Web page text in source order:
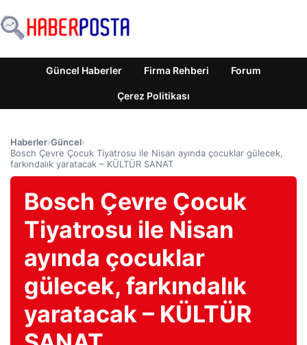
Güncel Haberler Firma Rehberi Forum
Çerez Politikası
Haberler›Güncel›
Bosch Çevre Çocuk Tiyatrosu ile Nisan ayında çocuklar gülecek,
farkındalık yaratacak – KÜLTÜR SANAT
Bosch Çevre Çocuk
Tiyatrosu ile Nisan
ayında çocuklar
gülecek, farkındalık
yaratacak – KÜLTÜR